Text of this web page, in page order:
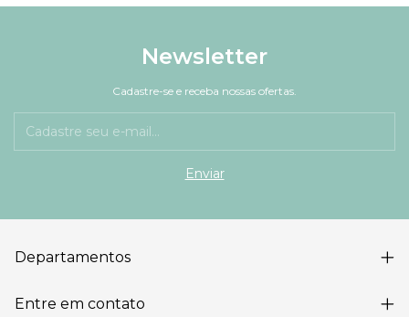
Newsletter
Cadastre-se e receba nossas ofertas.
Departamentos
Entre em contato